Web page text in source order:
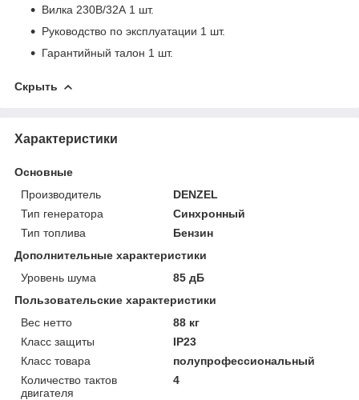
Вилка 230В/32А 1 шт.
Руководство по эксплуатации 1 шт.
Гарантийный талон 1 шт.
Скрыть
Характеристики
Основные
Производитель
DENZEL
Тип генератора
Синхронный
Тип топлива
Бензин
Дополнительные характеристики
Уровень шума
85 дБ
Пользовательские характеристики
Вес нетто
88 кг
Класс защиты
IP23
Класс товара
полупрофессиональный
Количество тактов
двигателя
4